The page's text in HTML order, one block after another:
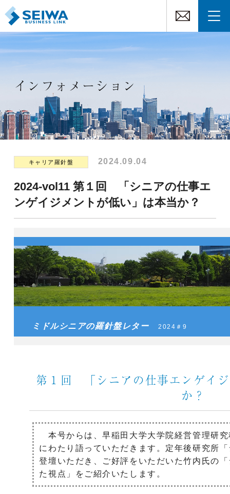
インフォメーション
キャリア羅針盤 2024.09.04
2024-vol11 第１回 「シニアの仕事エ
ンゲイジメントが低い」は本当か？
ミドルシニアの羅針盤レター 2024＃9
第１回 「シニアの仕事エンゲイ
か？
本号からは、早稲田大学大学院経営管理研
にわたり語っていただきます。定年後研究所
登壇いただき、ご好評をいただいた竹内氏の
た視点」をご紹介いたします。